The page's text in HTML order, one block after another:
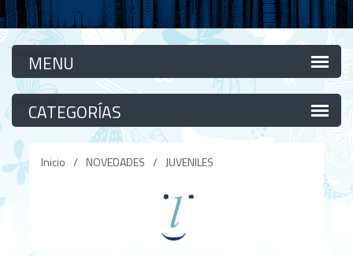
Categorías
Categorías
Inicio / NOVEDADES / JUVENILES